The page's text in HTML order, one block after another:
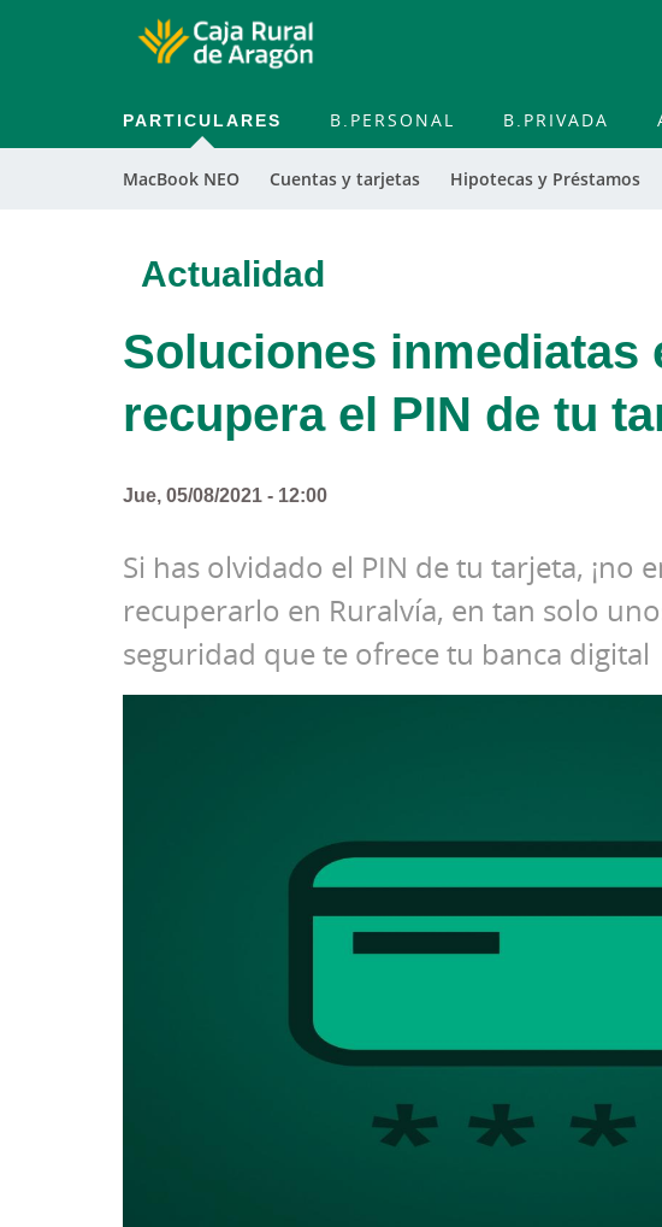
PARTICULARES
MacBook NEO Cuentas y tarjetas Hipotecas y Préstamos
B.PERSONAL B.PRIVADA
Actualidad
Soluciones inmediatas
recupera el PIN de tu
Jue, 05/08/2021 - 12:00
Si has olvidado el PIN de tu tarjeta, ¡no
recuperarlo en Ruralvía, en tan solo
seguridad que te ofrece tu banca digital